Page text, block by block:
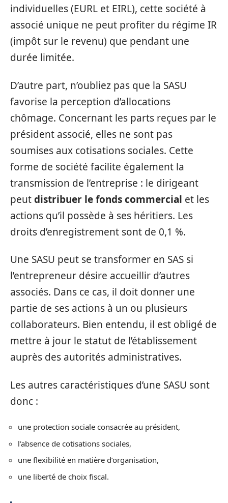
individuelles (EURL et EIRL), cette société à
associé unique ne peut profiter du régime IR
(impôt sur le revenu) que pendant une
durée limitée.
D’autre part, n’oubliez pas que la SASU
favorise la perception d’allocations
chômage. Concernant les parts reçues par le
président associé, elles ne sont pas
soumises aux cotisations sociales. Cette
forme de société facilite également la
transmission de l’entreprise : le dirigeant
peutdistribuer le fonds commercial et les
actions qu’il possède à ses héritiers. Les
droits d’enregistrement sont de 0,1 %.
Une SASU peut se transformer en SAS si
l’entrepreneur désire accueillir d’autres
associés. Dans ce cas, il doit donner une
partie de ses actions à un ou plusieurs
collaborateurs. Bien entendu, il est obligé de
mettre à jour le statut de l’établissement
auprès des autorités administratives.
Les autres caractéristiques d’une SASU sont
donc :
une protection sociale consacrée au président,
l’absence de cotisations sociales,
une flexibilité en matière d’organisation,
une liberté de choix fiscal.